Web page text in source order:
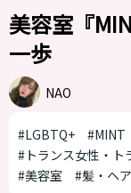
美容室『
一歩
NAO
#LGBTQ+
#MINT
#トランス女性・ト
#美容室
#髪・ヘア